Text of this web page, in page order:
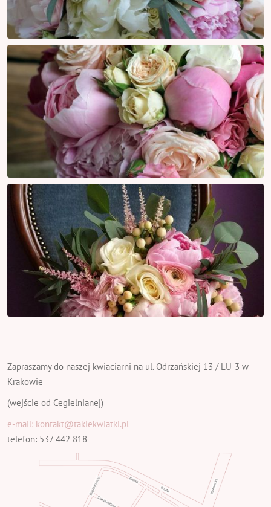
Zapraszamy do naszej kwiaciarni na ul. Odrzańskiej 13 / LU-3 w
Krakowie
(wejście od Cegielnianej)
e-mail: kontakt@takiekwiatki.pl
telefon: 537 442 818